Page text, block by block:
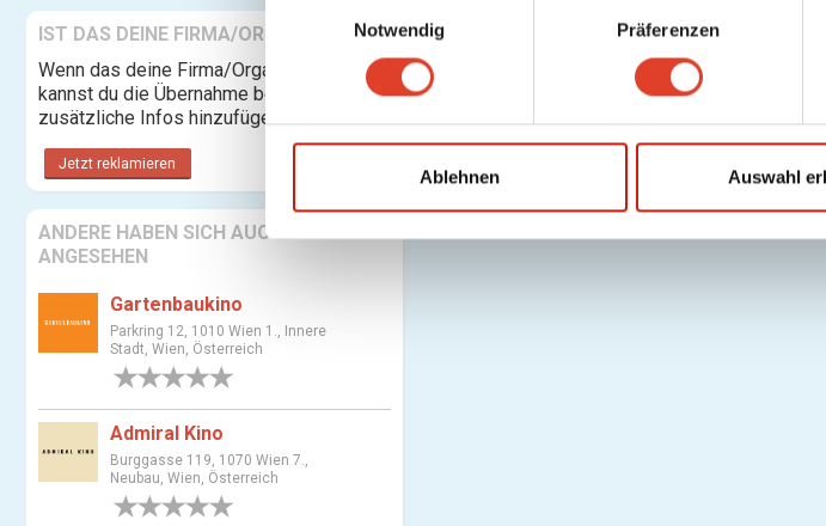
i
g
w
a
Notwendig Präferenzen
Ablehnen Auswahl
IST DAS DEINE FIRMA/ORGANISATION?
Wenn das deine Firma/Organisation ist,
kannst du die Übernahme beantragen und
zusätzliche Infos hinzufügen.
Jetzt reklamieren
ANDERE HABEN SICH AUCH
ANGESEHEN
Gartenbaukino
Parkring 12, 1010 Wien 1., Innere
Stadt, Wien, Österreich
Admiral Kino
Burggasse 119, 1070 Wien 7.,
Neubau, Wien, Österreich
Es gibt keine neuen Aktivitäten, die angezeigt